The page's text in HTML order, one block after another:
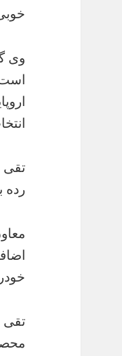
تقی
رده بالای ۳۰ میلیون تومان می
تقی